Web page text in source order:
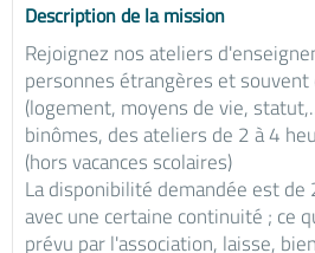
Description de la mission
Rejoignez nos ateliers
personnes étrangères et
(logement, moyens de vie,
binômes, des ateliers de 2 à 4
(hors vacances scolaires)
La disponibilité demandée est
avec une certaine continuité ; ce
prévu par l'association, laisse,